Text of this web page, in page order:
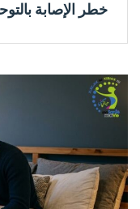
خطر الإصابة